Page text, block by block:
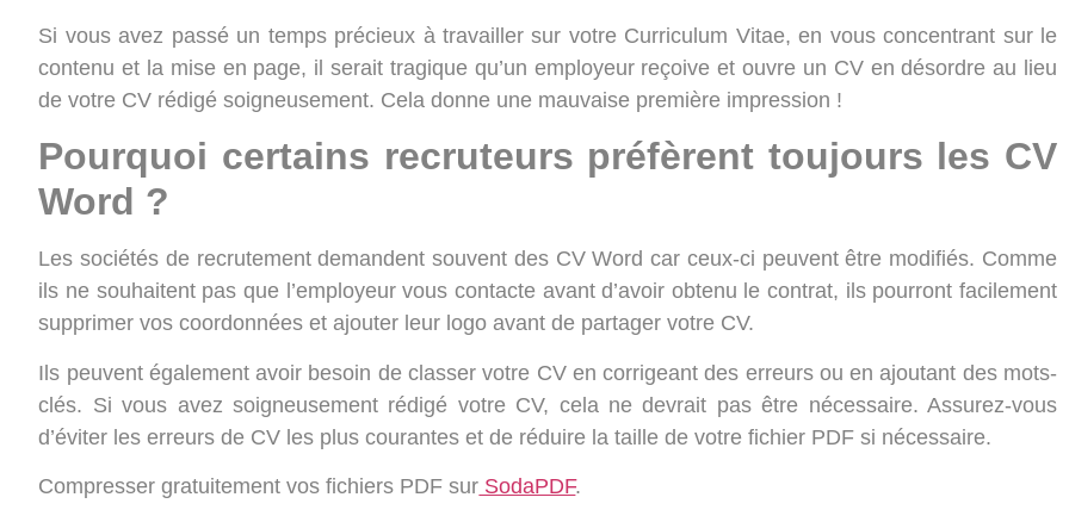
Si vous avez passé un temps précieux à travailler sur votre Curriculum Vitae, en vous concentrant sur le
contenu et la mise en page, il serait tragique qu’un employeur reçoive et ouvre un CV en désordre au lieu
de votre CV rédigé soigneusement. Cela donne une mauvaise première impression !
Pourquoi certains recruteurs préfèrent toujours les CV
Word ?
Les sociétés de recrutement demandent souvent des CV Word car ceux-ci peuvent être modifiés. Comme
ils ne souhaitent pas que l’employeur vous contacte avant d’avoir obtenu le contrat, ils pourront facilement
supprimer vos coordonnées et ajouter leur logo avant de partager votre CV.
Ils peuvent également avoir besoin de classer votre CV en corrigeant des erreurs ou en ajoutant des mots-
clés. Si vous avez soigneusement rédigé votre CV, cela ne devrait pas être nécessaire. Assurez-vous
d’éviter les erreurs de CV les plus courantes et de réduire la taille de votre fichier PDF si nécessaire.
Compresser gratuitement vos fichiers PDF sur SodaPDF.